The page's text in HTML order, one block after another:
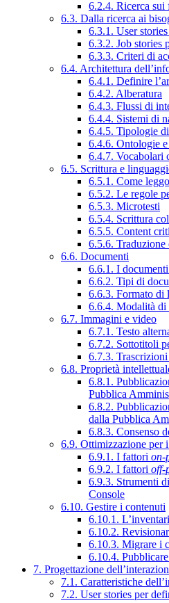
6.2.4. Ricerca sui
6.3. Dalla ricerca ai
6.3.1. User
6.3.2. Job stories
6.3.3. Criteri di
6.4. Architettura
6.4.1. Definire
6.4.2. Alberatura
6.4.3. Flussi di
6.4.4. Sistemi di
6.4.5. Tipologie
6.4.6. Ontologie e
6.4.7. Vocabolari
6.5. Scrittura e
6.5.1. Come
6.5.2. Le regole
6.5.3. Microtesti
6.5.4. Scrittura
6.5.5. Content
6.5.6. Traduzione
6.6. Documenti
6.6.1. I
6.6.2. Tipi di
6.6.3. Formato di
6.6.4. Modalità di
6.7. Immagini e video
6.7.1. Testo
6.7.2. Sottotitoli
6.7.3.
6.8. Proprietà
6.8.1.
Pubblica
6.8.2.
dalla Pubblica
6.8.3. Consenso
6.9. Ottimizzazione per
6.9.1. I fattori on-
6.9.2. I fattori off-
6.9.3. Strumenti
Console
6.10. Gestire i contenuti
6.10.1.
6.10.2.
6.10.3. Migrare i
6.10.4.
7. Progettazione
7.1. Caratteristiche
7.2. User stories per